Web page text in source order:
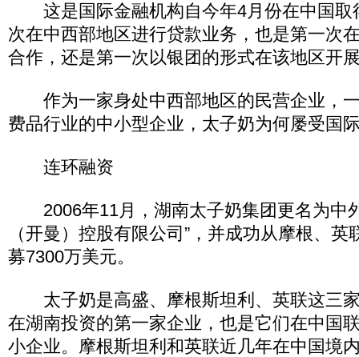
这是国际金融机构自今年4月份在中国取
次在中西部地区进行贷款业务，也是第一次
合作，还是第一次以银团的形式在该地区开
作为一家身处中西部地区的民营企业，
费品行业的中小型企业，太子奶为何屡受国
连环融资
2006年11月，湖南太子奶集团更名为中
（开曼）控股有限公司”，并成功从摩根、
募7300万美元。
太子奶是高盛、摩根斯坦利、英联这三
在湖南投资的第一家企业，也是它们在中国
小企业。摩根斯坦利和英联近几年在中国境